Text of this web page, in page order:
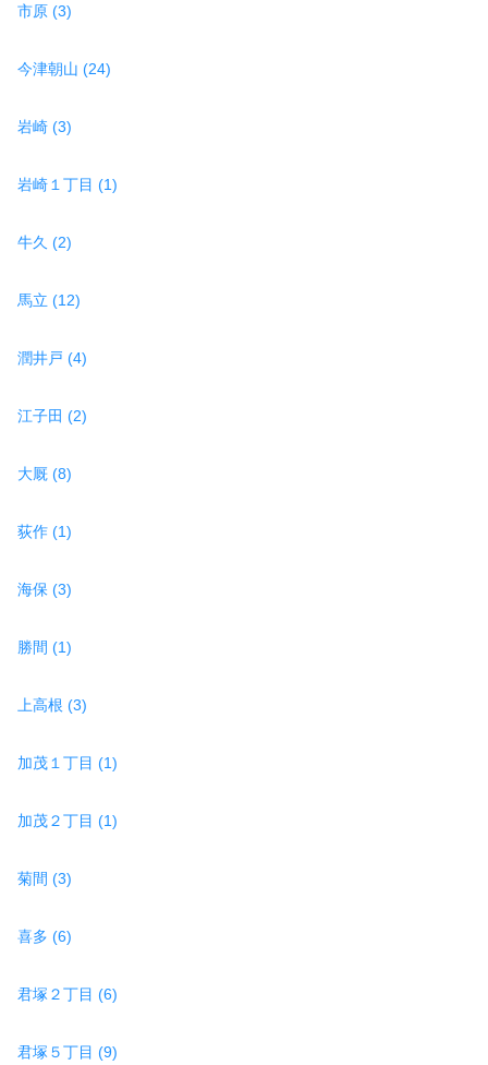
市原 (3)
今津朝山 (24)
岩崎 (3)
岩崎１丁目 (1)
牛久 (2)
馬立 (12)
潤井戸 (4)
江子田 (2)
大厩 (8)
荻作 (1)
海保 (3)
勝間 (1)
上高根 (3)
加茂１丁目 (1)
加茂２丁目 (1)
菊間 (3)
喜多 (6)
君塚２丁目 (6)
君塚５丁目 (9)